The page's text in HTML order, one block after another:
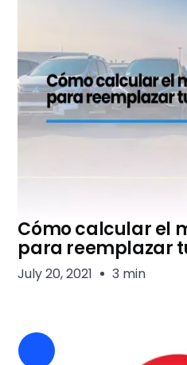
Cómo calcular el
para reemplazar
July 20, 2021 3 min